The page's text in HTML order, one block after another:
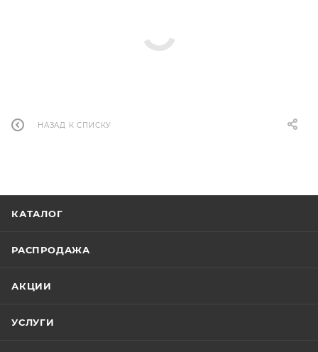
НАЗАД К СПИСКУ
КАТАЛОГ
РАСПРОДАЖА
АКЦИИ
УСЛУГИ